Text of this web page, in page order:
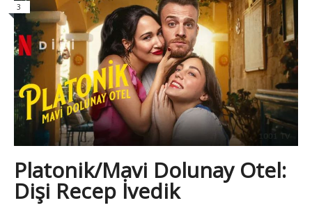
3
Platonik/Mavi Dolunay Otel:
Dişi Recep İvedik